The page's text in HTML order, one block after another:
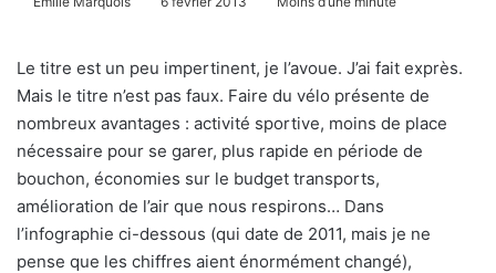
Le titre est un peu impertinent, je l’avoue. J’ai fait exprès.
Mais le titre n’est pas faux. Faire du vélo présente de
nombreux avantages : activité sportive, moins de place
nécessaire pour se garer, plus rapide en période de
bouchon, économies sur le budget transports,
amélioration de l’air que nous respirons… Dans
l’infographie ci-dessous (qui date de 2011, mais je ne
pense que les chiffres aient énormément changé),